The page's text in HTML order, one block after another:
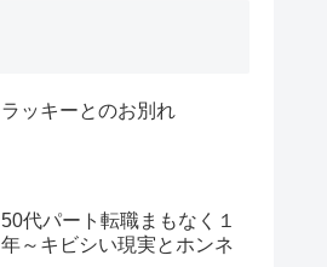
ラッキーとのお別れ
50代パート転職まもなく１
年～キビシい現実とホンネ